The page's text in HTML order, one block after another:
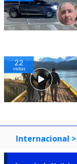
22
visitas
Internacional